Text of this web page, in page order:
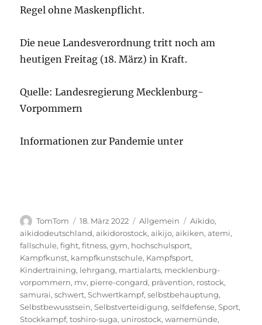
Regel ohne Maskenpflicht.
Die neue Landesverordnung tritt noch am
heutigen Freitag (18. März) in Kraft.
Quelle: Landesregierung Mecklenburg-
Vorpommern
Informationen zur Pandemie unter
Autor
TomTom
Veröffentlicht
am
18. März 2022 Kategorien
Allgemein Schlagwörter
Aikido,
aikidodeutschland,aikidorostock,aikijo,aikiken,atemi,
fallschule,fight,fitness,gym, hochschulsport,
Kampfkunst, kampfkunstschule, Kampfsport,
Kindertraining, lehrgang, martialarts, mecklenburg-
vorpommern, mv, pierre-congard, prävention, rostock,
samurai,schwert,Schwertkampf,selbstbehauptung,
Selbstbewusstsein,Selbstverteidigung,selfdefense,Sport,
Stockkampf,toshiro-suga, unirostock,warnemünde,